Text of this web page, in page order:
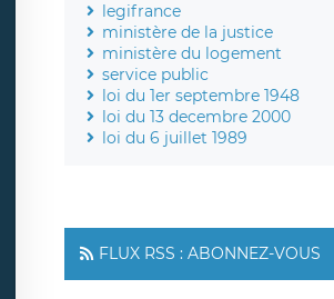
legifrance
ministère de la justice
ministère du logement
service public
loi du 1er septembre 1948
loi du 13 decembre 2000
loi du 6 juillet 1989
FLUX RSS : ABONNEZ-VOUS